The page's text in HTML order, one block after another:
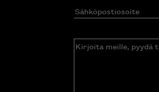
Sähköpostiosoite
Kirjoita